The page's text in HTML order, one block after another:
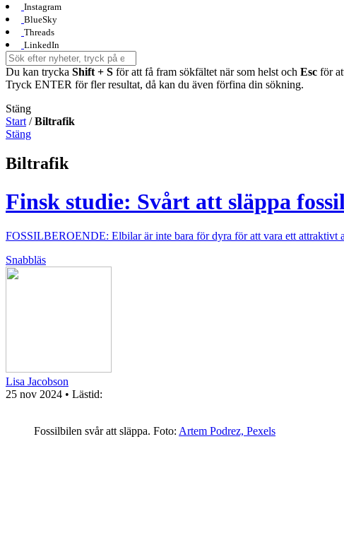
Instagram
BlueSky
Threads
LinkedIn
Du kan trycka Shift + S för att få fram sökfältet när som helst och Esc för
Tryck ENTER för fler resultat, då kan du även förfina din sökning.
Stäng
Start /Biltrafik
Stäng
Biltrafik
Finsk studie: Svårt att släppa
FOSSILBEROENDE: Elbilar är inte bara för dyra för att vara ett attraktivt
Snabbläs
Lisa Jacobson
25 nov 2024 • Lästid:
Fossilbilen svår att släppa. Foto: Artem Podrez, Pexels